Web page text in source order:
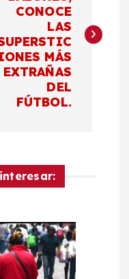
CONOCE
LAS
MÁS
EXTRAÑAS
DEL
FÚTBOL.